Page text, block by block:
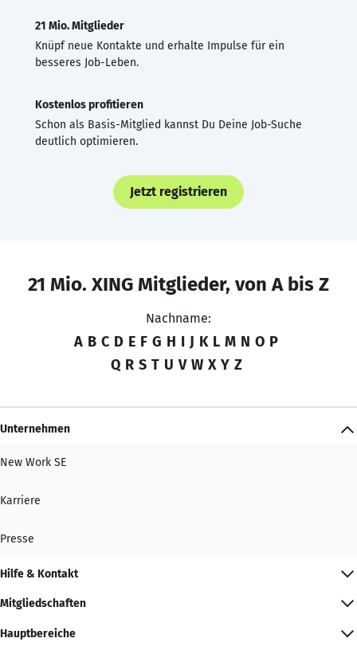
21 Mio. Mitglieder
Knüpf neue Kontakte und erhalte Impulse für ein
besseres Job-Leben.
Kostenlos profitieren
Schon als Basis-Mitglied kannst Du Deine Job-Suche
deutlich optimieren.
Jetzt registrieren
21 Mio. XING Mitglieder, von A bis Z
Nachname:
A B C D E F G H I J K L M N O P
Q R S T U V W X Y Z
Unternehmen
New Work SE
Karriere
Presse
Hilfe & Kontakt
Mitgliedschaften
Hauptbereiche